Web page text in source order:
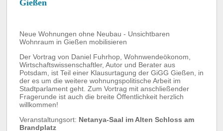
Gießen
Neue Wohnungen ohne Neubau - Unsichtbaren
Wohnraum in Gießen mobilisieren
Der Vortrag von Daniel Fuhrhop, Wohnwendeökonom,
Wirtschaftswissenschaftler, Autor und Berater aus
Potsdam, ist Teil einer Klausurtagung der GiGG Gießen, in
der es um die weitere wohnungspolitische Arbeit im
Stadtparlament geht. Zum Vortrag mit anschließender
Fragerunde ist auch die breite Öffentlichkeit herzlich
willkommen!
Veranstaltungsort: Netanya-Saal im Alten Schloss am
Brandplatz